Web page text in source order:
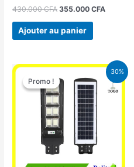
430.000CFA 355.000CFA
Ajouter au panier
30%
Promo !
Promo !
Le
prix
initial
était :
50.000 CFA.
Le
prix
actuel
est :
35.000 CFA.